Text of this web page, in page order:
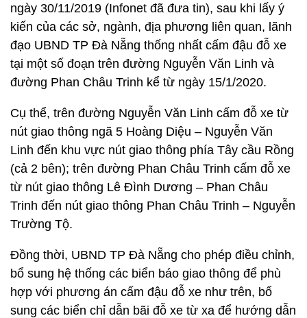
ngày 30/11/2019 (Infonet đã đưa tin), sau khi lấy ý
kiến của các sở, ngành, địa phương liên quan, lãnh
đạo UBND TP Đà Nẵng thống nhất cấm đậu đỗ xe
tại một số đoạn trên đường Nguyễn Văn Linh và
đường Phan Châu Trinh kể từ ngày 15/1/2020.
Cụ thể, trên đường Nguyễn Văn Linh cấm đỗ xe từ
nút giao thông ngã 5 Hoàng Diệu – Nguyễn Văn
Linh đến khu vực nút giao thông phía Tây cầu Rồng
(cả 2 bên); trên đường Phan Châu Trinh cấm đỗ xe
từ nút giao thông Lê Đình Dương – Phan Châu
Trinh đến nút giao thông Phan Châu Trinh – Nguyễn
Trường Tộ.
Đồng thời, UBND TP Đà Nẵng cho phép điều chỉnh,
bổ sung hệ thống các biển báo giao thông để phù
hợp với phương án cấm đậu đỗ xe như trên, bổ
sung các biển chỉ dẫn bãi đỗ xe từ xa để hướng dẫn